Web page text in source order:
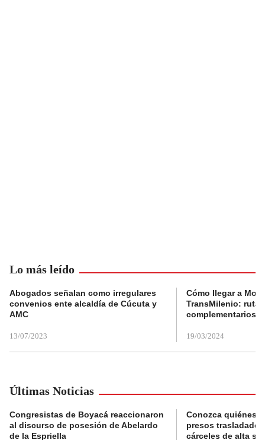
Lo más leído
Abogados señalan como irregulares
convenios ente alcaldía de Cúcuta y
AMC
13/07/2023
Cómo llegar a
TransMilenio:
complementarios
19/03/2024
Últimas Noticias
Congresistas de Boyacá reaccionaron
al discurso de posesión de Abelardo
de la Espriella
Conozca quiénes
presos
cárceles de alta